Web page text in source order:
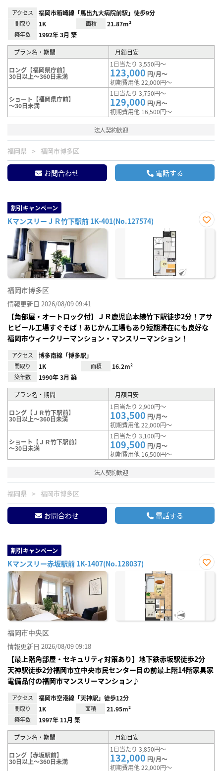
アクセス 福岡市箱崎線「馬出九大病院前駅」徒歩9分
間取り 1K 面積 21.87m²
築年数 1992年 3月 築
プラン名・期間 月額目安
ロング【福岡県庁前】
30日以上～360日未満
1日当たり 3,550円～
123,000 円/月～
初期費用他 22,000円～
ショート【福岡県庁前】
～30日未満
1日当たり 3,750円～
129,000 円/月～
初期費用他 16,500円～
法人契約歓迎
福岡県 福岡市博多区
お問合わせ 電話する
割引キャンペーン
KマンスリーＪＲ竹下駅前 1K-401(No.127574)
お気
福岡市博多区
情報更新日 2026/08/09 09:41
【角部屋・オートロック付】ＪＲ鹿児島本線竹下駅徒歩2分！アサ
ヒビール工場すぐそば！あじかん工場もあり短期滞在にも良好な
福岡市ウィークリーマンション・マンスリーマンション！
アクセス 博多南線「博多駅」
間取り 1K 面積 16.2m²
築年数 1990年 3月 築
プラン名・期間 月額目安
ロング【ＪＲ竹下駅前】
30日以上～360日未満
1日当たり 2,900円～
103,500 円/月～
初期費用他 22,000円～
ショート【ＪＲ竹下駅前】
～30日未満
1日当たり 3,100円～
109,500 円/月～
初期費用他 16,500円～
法人契約歓迎
福岡県 福岡市博多区
お問合わせ 電話する
割引キャンペーン
Kマンスリー赤坂駅前 1K-1407(No.128037)
お気
福岡市中央区
情報更新日 2026/08/09 09:18
【最上階角部屋・セキュリティ対策あり】地下鉄赤坂駅徒歩2分
天神駅徒歩2分福岡市立中央市民センター目の前最上階14階家具家
電備品付の福岡市マンスリーマンション♪
アクセス 福岡市空港線「天神駅」徒歩12分
間取り 1K 面積 21.95m²
築年数 1997年 11月 築
プラン名・期間 月額目安
ロング【赤坂駅前】
30日以上～360日未満
1日当たり 3,850円～
132,000 円/月～
初期費用他 22,000円～